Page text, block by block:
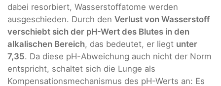
dabei resorbiert, Wasserstoffatome werden
ausgeschieden. Durch den Verlust von Wasserstoff
verschiebt sich der pH-Wert des Blutes in den
alkalischen Bereich, das bedeutet, er liegt unter
7,35. Da diese pH-Abweichung auch nicht der Norm
entspricht, schaltet sich die Lunge als
Kompensationsmechanismus des pH-Werts an: Es